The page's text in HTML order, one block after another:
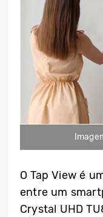
O Tap View é
entre um
Crystal UHD